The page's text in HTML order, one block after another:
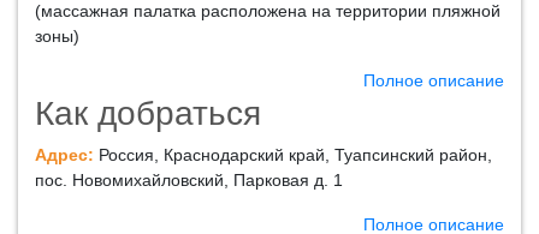
(массажная палатка расположена на территории пляжной
зоны)
Полное описание
Как добраться
Адрес: Россия, Краснодарский край, Туапсинский район,
пос. Новомихайловский, Парковая д. 1
Полное описание